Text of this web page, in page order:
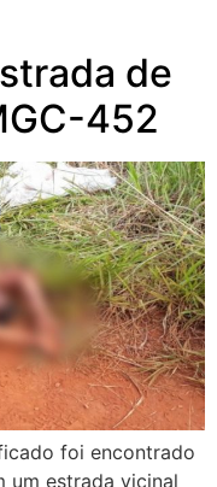
de
452
foi encontrado
um estrada vicinal